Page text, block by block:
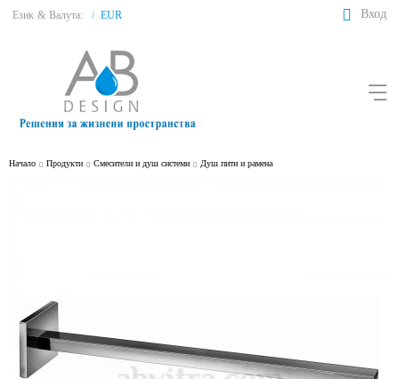
Език & Валута: / EUR Вход
Начало Продукти Смесители и душ системи Душ пити и рамена